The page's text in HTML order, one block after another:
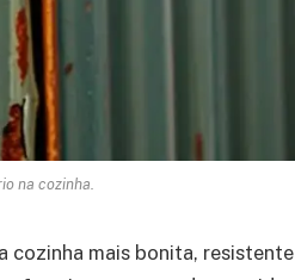
na cozinha.
cozinha mais bonita, resistente